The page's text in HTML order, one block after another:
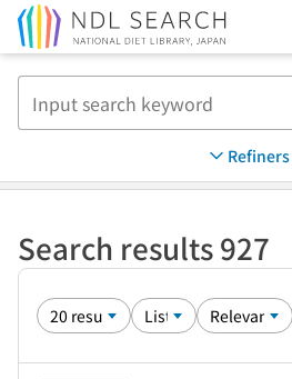
Refiners
Search results 927